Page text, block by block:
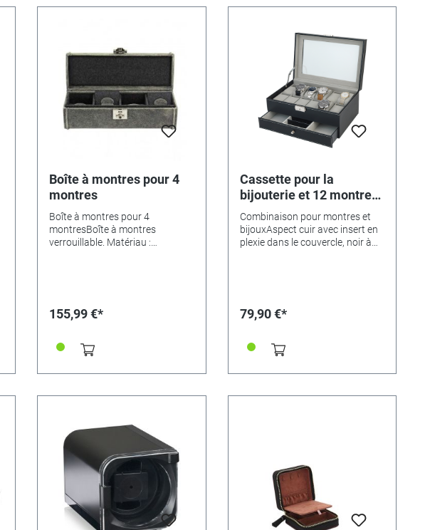
banque d'énergie). Cinq
chiffon de nettoyage sont inclus
dans la livraison. Matériau :
MDF/bois, dimensions : 150 x
145 x 163 mm.Couleur : noir,
brillant.Les montres
représentées ne font pas partie
de la livraison.
banque d'énergie). Cinq
le bloc d'alimentation et un
chiffon de nettoyage sont inclus
dans la livraison. Équipement :
avec lumière LED/ serrure
Matériau : MDF/ bois,
dimensions : 175 x 175 x 200
mm. Couleur : noir, brillant Les
montres représentées ne font
pas partie de la livraison.
Boîte à montres pour 4
montres
Boîte à montres pour 4
montresBoîte à montres
verrouillable. Matériau :
155,99 €*
Cassette pour la
bijouterie et 12 montres-
bracelets
Combinaison pour montres et
bijouxAspect cuir avec insert en
plexie dans le couvercle, noir à
79,90 €*